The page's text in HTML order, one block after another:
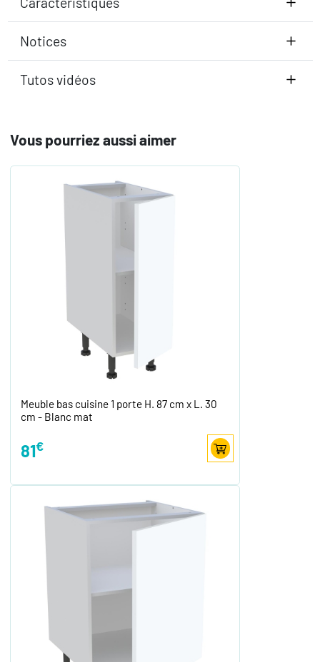
Notices
Tutos vidéos
Vous pourriez aussi aimer
Meuble bas cuisine 1 porte H. 87 cm x L. 30
cm - Blanc mat
81€